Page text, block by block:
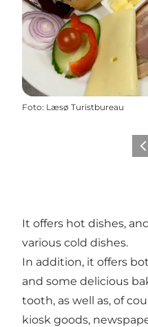
Foto: Læsø Turistbureau
It offers hot dishes,
various cold dishes.
In addition, it offers
and some delicious
tooth, as well as, of
kiosk goods,